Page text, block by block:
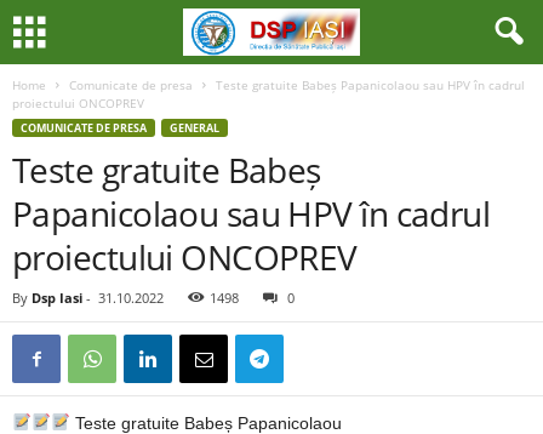
Home Comunicate de presa
Teste gratuite Babeș Papanicolaou sau HPV în cadrul
proiectului ONCOPREV
COMUNICATE DE PRESA GENERAL
Teste gratuite Babeș
Papanicolaou sau HPV în cadrul
proiectului ONCOPREV
By Dsp Iasi - 31.10.2022 1498 0
Teste gratuite Babeș Papanicolaou